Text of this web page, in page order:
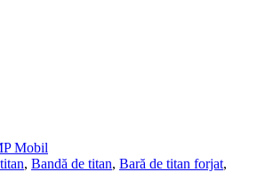
Mobil
, Bandă de titan, Bară de titan forjat,